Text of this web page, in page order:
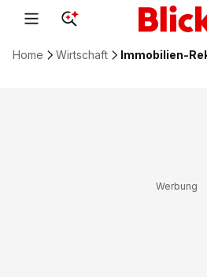
Home Wirtschaft Immobilien-